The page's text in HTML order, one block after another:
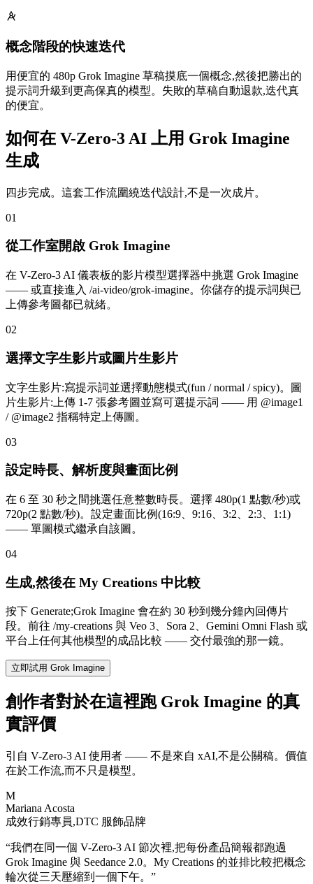
概念階段的快速迭代
用便宜的 480p Grok Imagine 草稿摸底一個概念,然後把勝出的
提示詞升級到更高保真的模型。失敗的草稿自動退款,迭代真
的便宜。
如何在 V-Zero-3 AI 上用 Grok Imagine
生成
四步完成。這套工作流圍繞迭代設計,不是一次成片。
01
從工作室開啟 Grok Imagine
在 V-Zero-3 AI 儀表板的影片模型選擇器中挑選 Grok Imagine
—— 或直接進入 /ai-video/grok-imagine。你儲存的提示詞與已
上傳參考圖都已就緒。
02
選擇文字生影片或圖片生影片
文字生影片:寫提示詞並選擇動態模式(fun / normal / spicy)。圖
片生影片:上傳 1-7 張參考圖並寫可選提示詞 —— 用 @image1
/ @image2 指稱特定上傳圖。
03
設定時長、解析度與畫面比例
在 6 至 30 秒之間挑選任意整數時長。選擇 480p(1 點數/秒)或
720p(2 點數/秒)。設定畫面比例(16:9、9:16、3:2、2:3、1:1)
—— 單圖模式繼承自該圖。
04
生成,然後在 My Creations 中比較
按下 Generate;Grok Imagine 會在約 30 秒到幾分鐘內回傳片
段。前往 /my-creations 與 Veo 3、Sora 2、Gemini Omni Flash 或
平台上任何其他模型的成品比較 —— 交付最強的那一鏡。
立即試用 Grok Imagine
創作者對於在這裡跑 Grok Imagine 的真
實評價
引自 V-Zero-3 AI 使用者 —— 不是來自 xAI,不是公關稿。價值
在於工作流,而不只是模型。
M
Mariana Acosta
成效行銷專員,DTC 服飾品牌
“我們在同一個 V-Zero-3 AI 節次裡,把每份產品簡報都跑過
Grok Imagine 與 Seedance 2.0。My Creations 的並排比較把概念
輪次從三天壓縮到一個下午。 ”